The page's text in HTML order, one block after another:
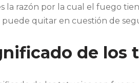
la razón por la cual el fuego
puede quitar en cuestión de
de los